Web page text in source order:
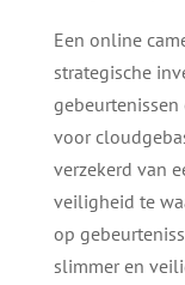
Een online
strategische
gebeurtenissen
voor
verzekerd van
veiligheid te
op
slimmer en